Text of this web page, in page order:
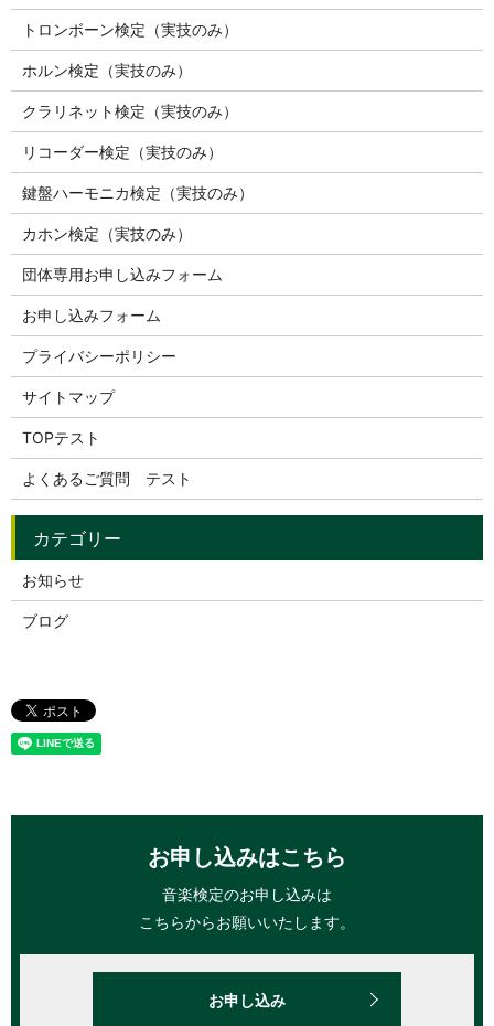
トロンボーン検定（実技のみ）
ホルン検定（実技のみ）
クラリネット検定（実技のみ）
リコーダー検定（実技のみ）
鍵盤ハーモニカ検定（実技のみ）
カホン検定（実技のみ）
団体専用お申し込みフォーム
お申し込みフォーム
プライバシーポリシー
サイトマップ
TOPテスト
よくあるご質問 テスト
お知らせ
ブログ
お申し込みはこちら
音楽検定のお申し込みは
こちらからお願いいたします。
お申し込み